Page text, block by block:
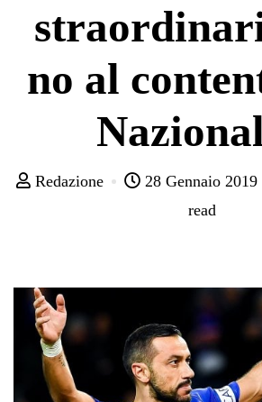
no al
Redazione 28 Gennaio 2019
read